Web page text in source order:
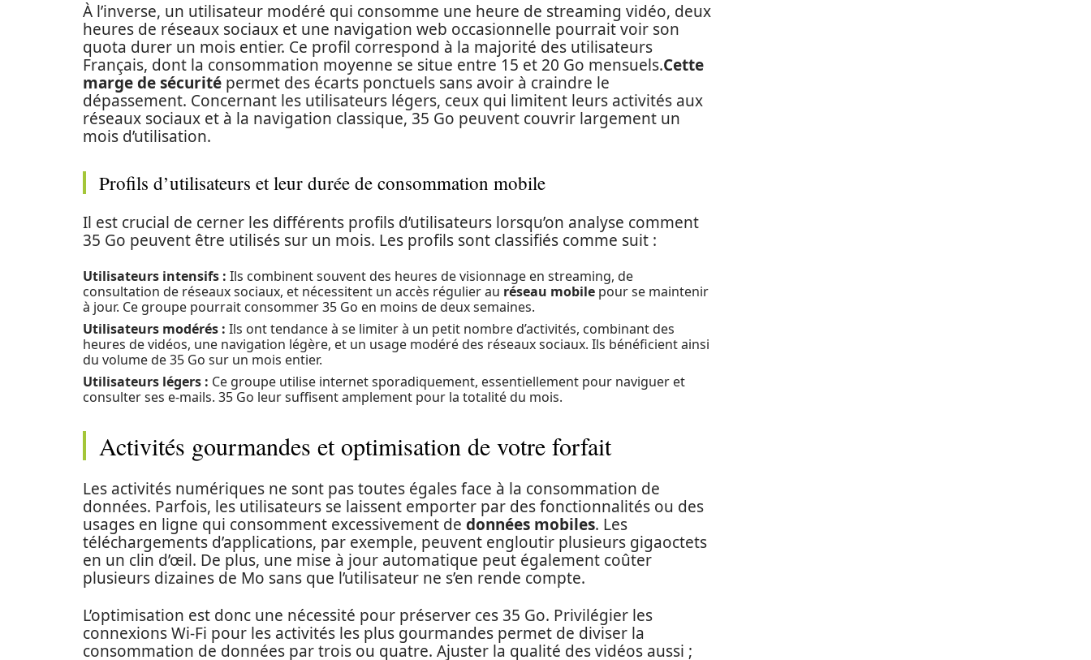
À l’inverse, un utilisateur modéré qui consomme une heure de streaming vidéo, deux
heures de réseaux sociaux et une navigation web occasionnelle pourrait voir son
quota durer un mois entier. Ce profil correspond à la majorité des utilisateurs
Français, dont la consommation moyenne se situe entre 15 et 20 Go mensuels.Cette
marge de sécurité permet des écarts ponctuels sans avoir à craindre le
dépassement. Concernant les utilisateurs légers, ceux qui limitent leurs activités aux
réseaux sociaux et à la navigation classique, 35 Go peuvent couvrir largement un
mois d’utilisation.
Profils d’utilisateurs et leur durée de consommation mobile
Il est crucial de cerner les différents profils d’utilisateurs lorsqu’on analyse comment
35 Go peuvent être utilisés sur un mois. Les profils sont classifiés comme suit :
Utilisateurs intensifs : Ils combinent souvent des heures de visionnage en streaming, de
consultation de réseaux sociaux, et nécessitent un accès régulier au réseau mobile pour se maintenir
à jour. Ce groupe pourrait consommer 35 Go en moins de deux semaines.
Utilisateurs modérés : Ils ont tendance à se limiter à un petit nombre d’activités, combinant des
heures de vidéos, une navigation légère, et un usage modéré des réseaux sociaux. Ils bénéficient ainsi
du volume de 35 Go sur un mois entier.
Utilisateurs légers : Ce groupe utilise internet sporadiquement, essentiellement pour naviguer et
consulter ses e-mails. 35 Go leur suffisent amplement pour la totalité du mois.
Activités gourmandes et optimisation de votre forfait
Les activités numériques ne sont pas toutes égales face à la consommation de
données. Parfois, les utilisateurs se laissent emporter par des fonctionnalités ou des
usages en ligne qui consomment excessivement de données mobiles. Les
téléchargements d’applications, par exemple, peuvent engloutir plusieurs gigaoctets
en un clin d’œil. De plus, une mise à jour automatique peut également coûter
plusieurs dizaines de Mo sans que l’utilisateur ne s’en rende compte.
L’optimisation est donc une nécessité pour préserver ces 35 Go. Privilégier les
connexions Wi-Fi pour les activités les plus gourmandes permet de diviser la
consommation de données par trois ou quatre. Ajuster la qualité des vidéos aussi ;